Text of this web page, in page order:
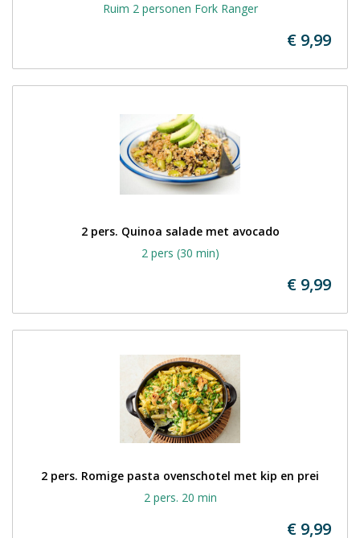
Ruim 2 personen Fork Ranger
€ 9,99
2 pers. Quinoa salade met avocado
2 pers (30 min)
€ 9,99
2 pers. Romige pasta ovenschotel met kip en prei
2 pers. 20 min
€ 9,99